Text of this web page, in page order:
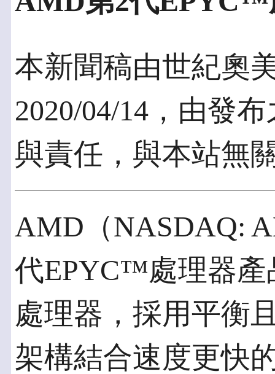
本新聞稿由世紀奧
2020/04/14，由發
與責任，與本站無
AMD（NASDAQ:
代EPYC™處理器產
處理器，採用平衡
架構結合速度更快